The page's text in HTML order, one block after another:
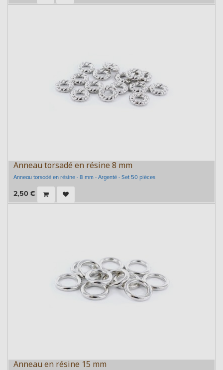
Anneau torsadé en résine 8 mm
Anneau torsadé en résine - 8 mm - Argenté - Set 50 pièces
2,50 €
Anneau en résine 15 mm